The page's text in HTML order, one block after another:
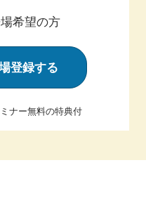
希望の方
登録する
ナー無料の特典付